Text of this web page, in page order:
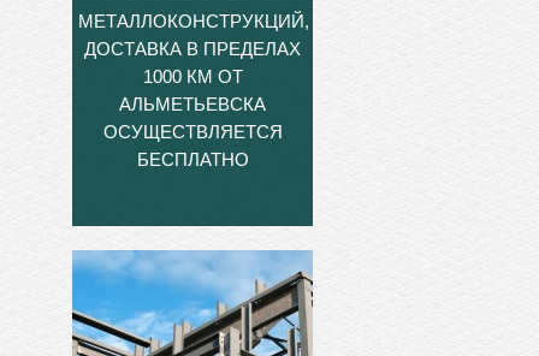
МЕТАЛЛОКОНСТРУКЦИЙ,
ДОСТАВКА В ПРЕДЕЛАХ
1000 КМ ОТ
АЛЬМЕТЬЕВСКА
ОСУЩЕСТВЛЯЕТСЯ
БЕСПЛАТНО